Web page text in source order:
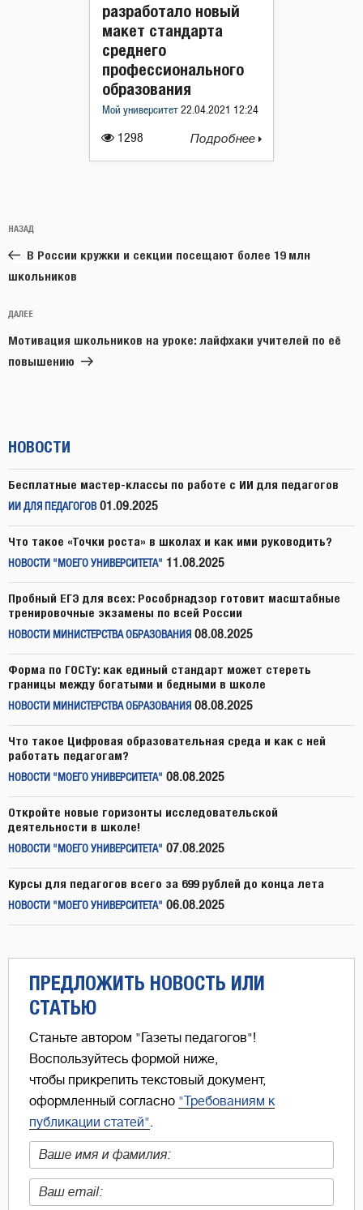
1298
разработало новый
макет стандарта
среднего
профессионального
образования
Мой университет 22.04.2021 12:24
Подробнее
по
записям
Предыдущая
запись:
НАЗАД
В России кружки и секции посещают более 19 млн
школьников
Следующая
запись
ДАЛЕЕ
Мотивация школьников на уроке: лайфхаки учителей по её
повышению
НОВОСТИ
Бесплатные мастер-классы по работе с ИИ для педагогов
ИИ ДЛЯ ПЕДАГОГОВ 01.09.2025
Что такое «Точки роста» в школах и как ими руководить?
НОВОСТИ "МОЕГО УНИВЕРСИТЕТА" 11.08.2025
Пробный ЕГЭ для всех: Рособрнадзор готовит масштабные
тренировочные экзамены по всей России
НОВОСТИ МИНИСТЕРСТВА ОБРАЗОВАНИЯ 08.08.2025
Форма по ГОСТу: как единый стандарт может стереть
границы между богатыми и бедными в школе
НОВОСТИ МИНИСТЕРСТВА ОБРАЗОВАНИЯ 08.08.2025
Что такое Цифровая образовательная среда и как с ней
работать педагогам?
НОВОСТИ "МОЕГО УНИВЕРСИТЕТА" 08.08.2025
Откройте новые горизонты исследовательской
деятельности в школе!
НОВОСТИ "МОЕГО УНИВЕРСИТЕТА" 07.08.2025
Курсы для педагогов всего за 699 рублей до конца лета
НОВОСТИ "МОЕГО УНИВЕРСИТЕТА" 06.08.2025
ПРЕДЛОЖИТЬ НОВОСТЬ ИЛИ
СТАТЬЮ
Станьте автором "Газеты педагогов"!
Воспользуйтесь формой ниже,
чтобы прикрепить текстовый документ,
оформленный согласно "Требованиям к
публикации статей"